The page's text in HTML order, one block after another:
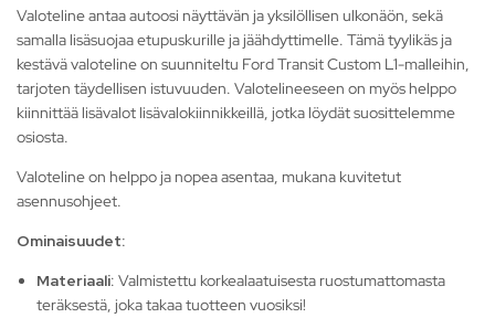
Valoteline antaa autoosi näyttävän ja yksilöllisen ulkonäön, sekä
samalla lisäsuojaa etupuskurille ja jäähdyttimelle. Tämä tyylikäs ja
kestävä valoteline on suunniteltu Ford Transit Custom L1-malleihin,
tarjoten täydellisen istuvuuden. Valotelineeseen on myös helppo
kiinnittää lisävalot lisävalokiinnikkeillä, jotka löydät suosittelemme
osiosta.
Valoteline on helppo ja nopea asentaa, mukana kuvitetut
asennusohjeet.
Ominaisuudet:
Materiaali: Valmistettu korkealaatuisesta ruostumattomasta
teräksestä, joka takaa tuotteen vuosiksi!